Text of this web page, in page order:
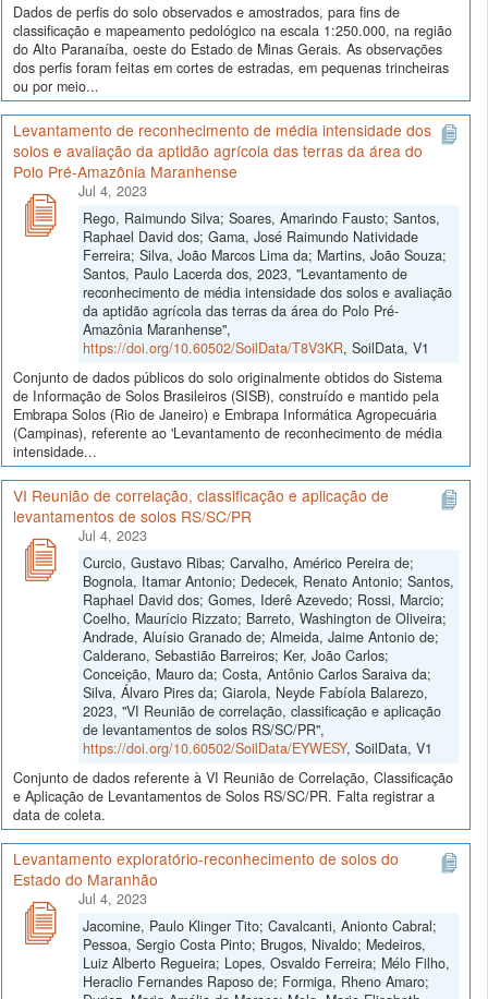
Dados de perfis do solo observados e amostrados, para fins de
classificação e mapeamento pedológico na escala 1:250.000, na região
do Alto Paranaíba, oeste do Estado de Minas Gerais. As observações
dos perfis foram feitas em cortes de estradas, em pequenas trincheiras
ou por meio...
Levantamento de reconhecimento de média intensidade dos
solos e avaliação da aptidão agrícola das terras da área do
Polo Pré-Amazônia Maranhense
Jul 4, 2023
Rego, Raimundo Silva; Soares, Amarindo Fausto; Santos,
Raphael David dos; Gama, José Raimundo Natividade
Ferreira; Silva, João Marcos Lima da; Martins, João Souza;
Santos, Paulo Lacerda dos, 2023, "Levantamento de
reconhecimento de média intensidade dos solos e avaliação
da aptidão agrícola das terras da área do Polo Pré-
Amazônia Maranhense",
https://doi.org/10.60502/SoilData/T8V3KR, SoilData, V1
Conjunto de dados públicos do solo originalmente obtidos do Sistema
de Informação de Solos Brasileiros (SISB), construído e mantido pela
Embrapa Solos (Rio de Janeiro) e Embrapa Informática Agropecuária
(Campinas), referente ao 'Levantamento de reconhecimento de média
intensidade...
VI Reunião de correlação, classificação e aplicação de
levantamentos de solos RS/SC/PR
Jul 4, 2023
Curcio, Gustavo Ribas; Carvalho, Américo Pereira de;
Bognola, Itamar Antonio; Dedecek, Renato Antonio; Santos,
Raphael David dos; Gomes, Iderê Azevedo; Rossi, Marcio;
Coelho, Maurício Rizzato; Barreto, Washington de Oliveira;
Andrade, Aluísio Granado de; Almeida, Jaime Antonio de;
Calderano, Sebastião Barreiros; Ker, João Carlos;
Conceição, Mauro da; Costa, Antônio Carlos Saraiva da;
Silva, Álvaro Pires da; Giarola, Neyde Fabíola Balarezo,
2023, "VI Reunião de correlação, classificação e aplicação
de levantamentos de solos RS/SC/PR",
https://doi.org/10.60502/SoilData/EYWESY, SoilData, V1
Conjunto de dados referente à VI Reunião de Correlação, Classificação
e Aplicação de Levantamentos de Solos RS/SC/PR. Falta registrar a
data de coleta.
Levantamento exploratório-reconhecimento de solos do
Estado do Maranhão
Jul 4, 2023
Jacomine, Paulo Klinger Tito; Cavalcanti, Anionto Cabral;
Pessoa, Sergio Costa Pinto; Brugos, Nivaldo; Medeiros,
Luiz Alberto Regueira; Lopes, Osvaldo Ferreira; Mélo Filho,
Heraclio Fernandes Raposo de; Formiga, Rheno Amaro;